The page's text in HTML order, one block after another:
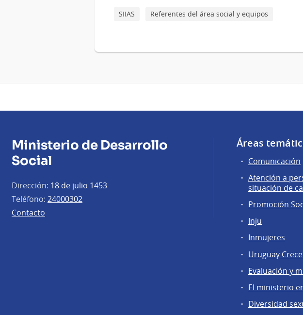
SIIAS Referentes del área social y equipos
Ministerio de Desarrollo
Social
Dirección: 18 de julio 1453
Teléfono: 24000302
Contacto
Áreas
Comunicación
Atención a
situación de
Promoción
Inju
Inmujeres
Uruguay
Evaluación y
El ministerio
Diversidad